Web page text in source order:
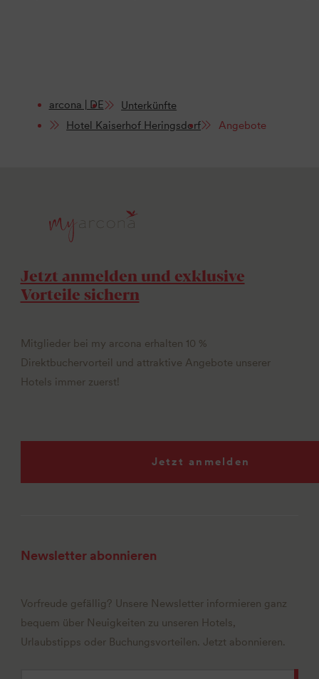
arcona | DE
Unterkünfte
Hotel Kaiserhof Heringsdorf
Angebote
Jetzt anmelden und exklusive
Vorteile sichern
Mitglieder bei my arcona erhalten 10 %
Direktbuchervorteil und attraktive Angebote unserer
Hotels immer zuerst!
Jetzt anmelden
Newsletter abonnieren
Vorfreude gefällig? Unsere Newsletter informieren ganz
bequem über Neuigkeiten zu unseren Hotels,
Urlaubstipps oder Buchungsvorteilen. Jetzt abonnieren.